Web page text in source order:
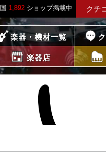
1,892 ショップ掲載中 クチ
楽器・機材一覧
楽器店